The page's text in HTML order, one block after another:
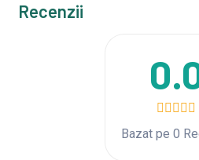
Recenzii
Bazat pe 0